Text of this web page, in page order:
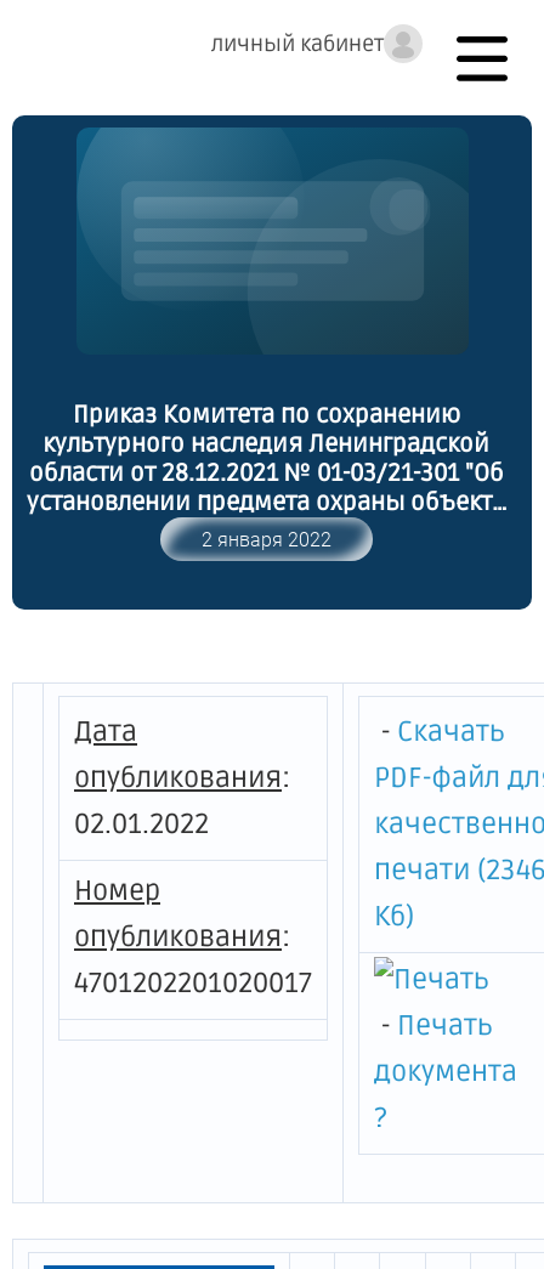
личный кабинет
Приказ Комитета по сохранению
культурного наследия Ленинградской
области от 28.12.2021 № 01-03/21-301 "Об
установлении предмета охраны объекта
культурного наследия федерального
значения "Адмиралтейские ворота", 1797
культурного наследия федерального
и парка", расположенного по адресу:
Ленинградская область, Гатчинский
район, г. Гатчина, Дворцовый парк"
2 января 2022
Дата
опубликования:
02.01.2022
Номер
опубликования:
4701202201020017
- Скачать
PDF-файл
печати
Кб)
- Печать
документа
?